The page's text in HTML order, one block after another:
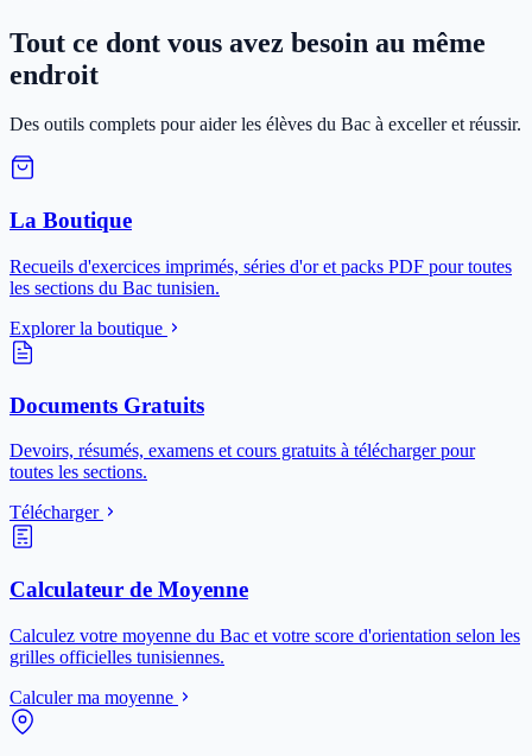
Tout ce dont vous avez besoin au même
endroit
Des outils complets pour aider les élèves du Bac à exceller et réussir.
La Boutique
Recueils d'exercices imprimés, séries d'or et packs PDF pour toutes
les sections du Bac tunisien.
Explorer la boutique
Documents Gratuits
Devoirs, résumés, examens et cours gratuits à télécharger pour
toutes les sections.
Télécharger
Calculateur de Moyenne
Calculez votre moyenne du Bac et votre score d'orientation selon les
grilles officielles tunisiennes.
Calculer ma moyenne